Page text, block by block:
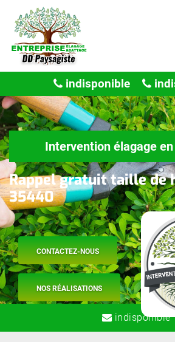
indisponible
Intervention élagage
Rappel gratuit taille de
35440
CONTACTEZ-NOUS
NOS RÉALISATIONS
indisponible